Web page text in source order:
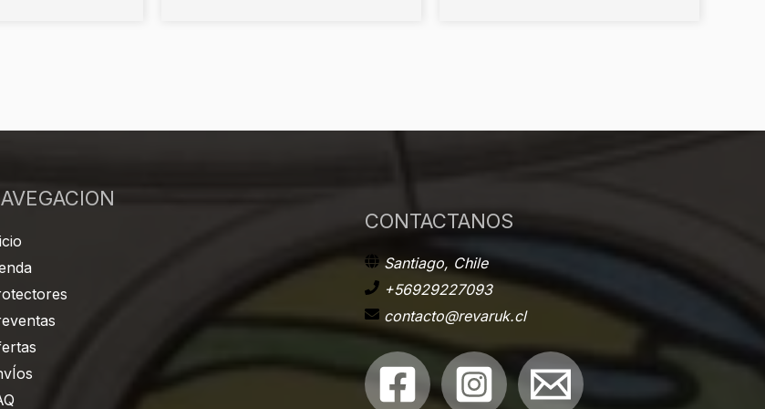
CONTACTANOS
Santiago, Chile
+56929227093
contacto@revaruk.cl